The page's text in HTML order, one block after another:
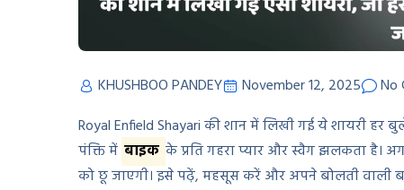
KHUSHBOO PANDEY November 12, 2025
No
Royal Enfield Shayari की शान में लिखी गई ये शायरी
पंक्ति में बाइक के प्रति गहरा प्यार और स्वैग झलकता है।
को छू जाएगी। इसे पढ़ें, महसूस करें और अपने बोलती वाली